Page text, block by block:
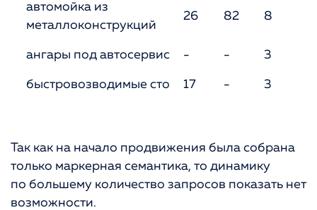
автомойка из
металлоконструкций
26 82 8
ангары под автосервис - - 3
быстровозводимые сто 17 - 3
Так как на начало продвижения была собрана
только маркерная семантика, то динамику
по большему количество запросов показать нет
возможности.